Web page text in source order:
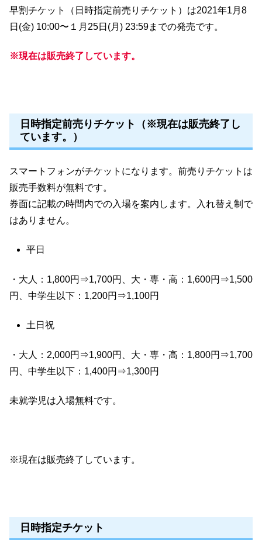
早割チケット（日時指定前売りチケット）は2021年1月8
日(金) 10:00〜１月25日(月) 23:59までの発売です。
※現在は販売終了しています。
日時指定前売りチケット（※現在は販売終了し
ています。）
スマートフォンがチケットになります。前売りチケットは
販売手数料が無料です。
券面に記載の時間内での入場を案内します。入れ替え制で
はありません。
平日
・大人：1,800円⇒1,700円、大・専・高：1,600円⇒1,500
円、中学生以下：1,200円⇒1,100円
土日祝
・大人：2,000円⇒1,900円、大・専・高：1,800円⇒1,700
円、中学生以下：1,400円⇒1,300円
未就学児は入場無料です。
※現在は販売終了しています。
日時指定チケット